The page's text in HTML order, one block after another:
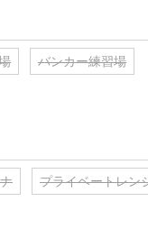
バンカー練習場
プライベートレン